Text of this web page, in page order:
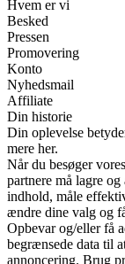
Hvem er vi
Besked
Pressen
Promovering
Konto
Nyhedsmail
Affiliate
Din historie
Din oplevelse
mere her.
Når du besøger
partnere må lagre
indhold, måle
ændre dine valg og
Opbevar og/eller få
begrænsede data til
annoncering. Brug